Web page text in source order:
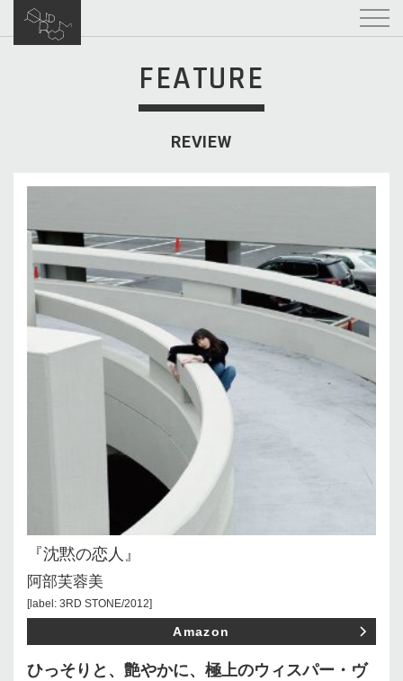
FEATURE
REVIEW
『沈黙の恋人』
‪阿部芙蓉美‬
[label: 3RD STONE/2012]
Amazon
ひっそりと、艶やかに、極上のウィスパー・ヴ